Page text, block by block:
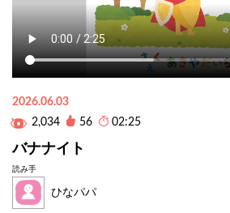
2026.06.03
2,034
56 02:25
バナナイト
読み手
ひなパパ